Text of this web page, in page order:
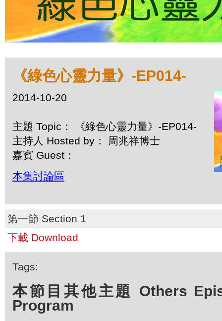
《綠色心靈力量》-EP014-
2014-10-20
主題 Topic： 《綠色心靈力量》-EP014-
主持人 Hosted by： 周兆祥博士
嘉賓 Guest：
本集討論區
第一節 Section 1
下載 Download
Tags:
本節目其他主題 Others
Program